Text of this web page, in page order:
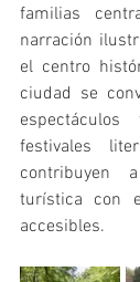
familias
narración
el centro
ciudad se
festivales
contribuyen
turística con
accesibles.